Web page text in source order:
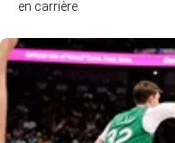
en carrière.